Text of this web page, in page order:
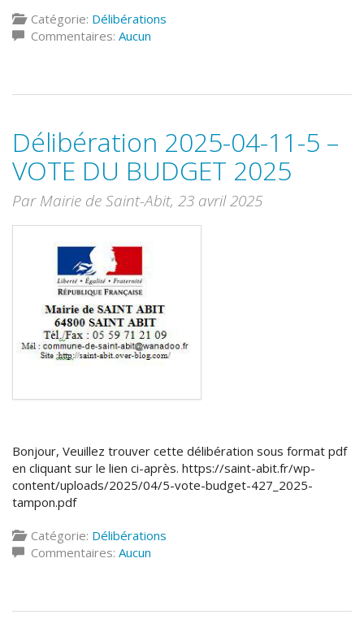
Catégorie: Délibérations
Commentaires: Aucun
Délibération 2025-04-11-5 –
VOTE DU BUDGET 2025
Par Mairie de Saint-Abit, 23 avril 2025
Bonjour, Veuillez trouver cette délibération sous format pdf
en cliquant sur le lien ci-après. https://saint-abit.fr/wp-
content/uploads/2025/04/5-vote-budget-427_2025-
tampon.pdf
Catégorie: Délibérations
Commentaires: Aucun